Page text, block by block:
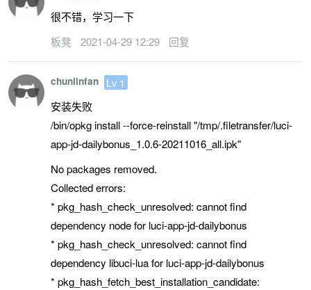
很不错，学习一下
板凳
2021-04-29 12:29 回复
chunlinfan
Lv 1
安装失败
/bin/opkg install --force-reinstall "/tmp/.filetransfer/luci-
app-jd-dailybonus_1.0.6-20211016_all.ipk"
No packages removed.
Collected errors:
* pkg_hash_check_unresolved: cannot find
dependency node for luci-app-jd-dailybonus
* pkg_hash_check_unresolved: cannot find
dependency libuci-lua for luci-app-jd-dailybonus
* pkg_hash_fetch_best_installation_candidate: